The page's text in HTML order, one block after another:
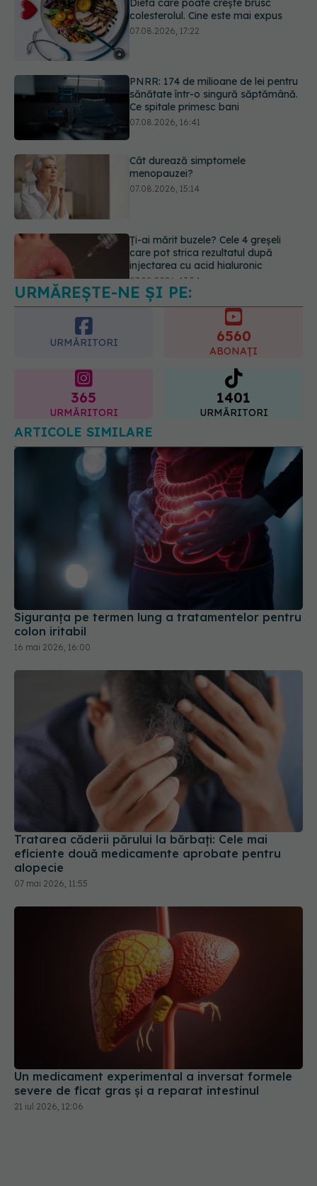
PNRR: 174 de milioane de lei pentru
sănătate într-o singură săptămână.
Cât durează simptomele
menopauzei?
07.08.2026, 15:14
Ți-ai mărit buzele? Cele 4 greșeli
care pot strica rezultatul după
Testul din deget care ar putea
indica riscul pentru 8 boli majore
07.08.2026, 18:34
URMĂREȘTE-NE ȘI PE:
URMĂRITORI
ABONAȚI
URMĂRITORI
1401
URMĂRITORI
ARTICOLE SIMILARE
Siguranța pe termen lung a tratamentelor pentru
colon iritabil
16 mai 2026, 16:00
Tratarea căderii părului la bărbați: Cele mai
eficiente două medicamente aprobate pentru
alopecie
07 mai 2026, 11:55
Un medicament experimental a inversat formele
severe de ficat gras și a reparat intestinul
21 iul 2026, 12:06